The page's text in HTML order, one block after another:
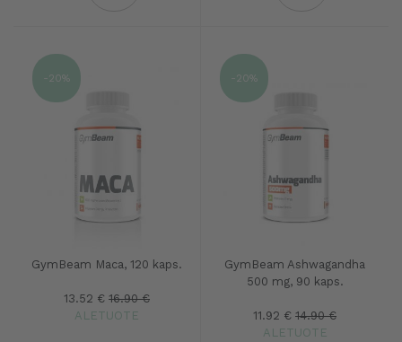
GymBeam Maca, 120 kaps.
13.52 € 16.90 €
ALETUOTE
-20%
GymBeam Ashwagandha
500 mg, 90 kaps.
11.92 € 14.90 €
ALETUOTE
-20%